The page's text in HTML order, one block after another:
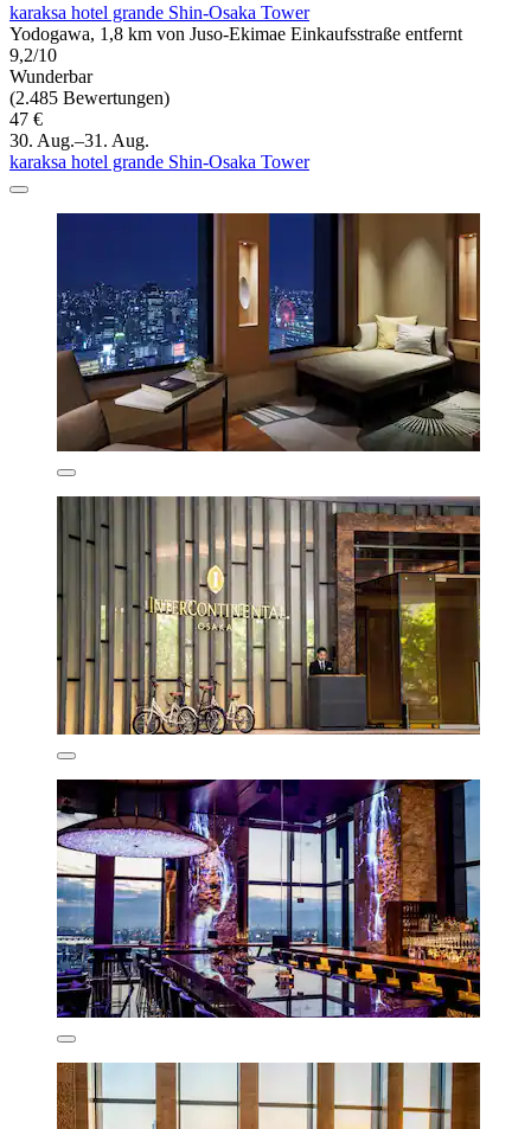
karaksa hotel grande Shin-Osaka Tower
Yodogawa, 1,8 km von Juso-Ekimae Einkaufsstraße entfernt
9,2/10
Wunderbar
(2.485 Bewertungen)
47 €
30. Aug.–31. Aug.
karaksa hotel grande Shin-Osaka Tower